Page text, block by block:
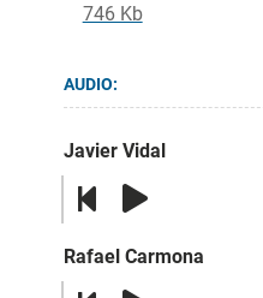
746 Kb
AUDIO:
Javier Vidal
Rafael Carmona